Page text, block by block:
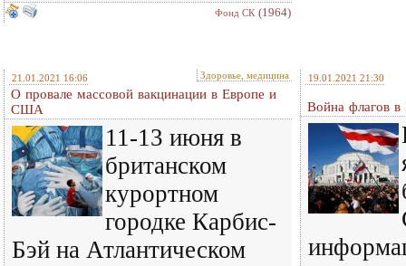
Фонд СК (1964)
21.01.2021 16:06 Здоровье, медицина
О провале массовой вакцинации в Европе и
США
11-13 июня в
британском
курортном
городке Карбис-
Бэй на Атлантическом
19.01.2021 21:30
Война флагов в